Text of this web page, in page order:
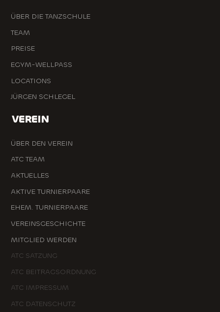
ÜBER DIE TANZSCHULE
TEAM
PREISE
EGYM-WELLPASS
LOCATIONS
JÜRGEN SCHLEGEL
VEREIN
ÜBER DEN VEREIN
ATC TEAM
AKTUELLES
AKTIVE TURNIERPAARE
EHEM. TURNIERPAARE
VEREINSGESCHICHTE
MITGLIED WERDEN
ATC SATZUNG
ATC BEITRAGSORDNUNG
ATC IMPRESSUM
ATC DATENSCHUTZ